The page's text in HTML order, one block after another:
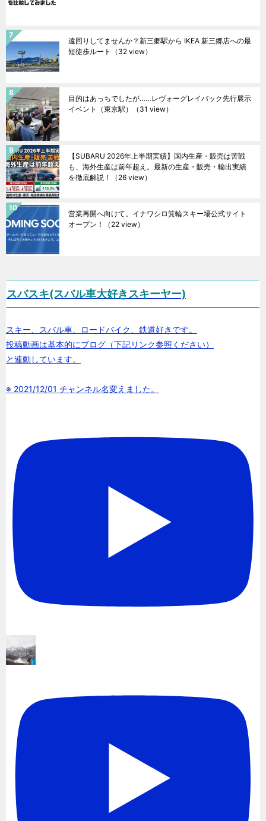
遠回りしてませんか？新三郷駅から IKEA 新三郷店への最
短徒歩ルート
（32 view）
目的はあっちでしたが……レヴォーグレイバック先行展示
イベント（東京駅）
（31 view）
【SUBARU 2026年上半期実績】国内生産・販売は苦戦
も、海外生産は前年超え。最新の生産・販売・輸出実績
を徹底解説！
（26 view）
営業再開へ向けて。イナワシロ箕輪スキー場公式サイト
オープン！
（22 view）
スバスキ(スバル車大好きスキーヤー)
スキー、スバル車、ロードバイク、鉄道好きです。
投稿動画は基本的にブログ（下記リンク参照ください）
と連動しています。
※ 2021/12/01 チャンネル名変えました。